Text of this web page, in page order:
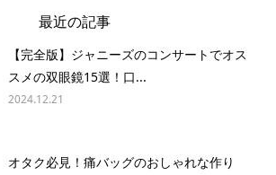
最近の記事
【完全版】ジャニーズのコンサートでオス
スメの双眼鏡15選！口...
2024.12.21
オタク必見！痛バッグのおしゃれな作り